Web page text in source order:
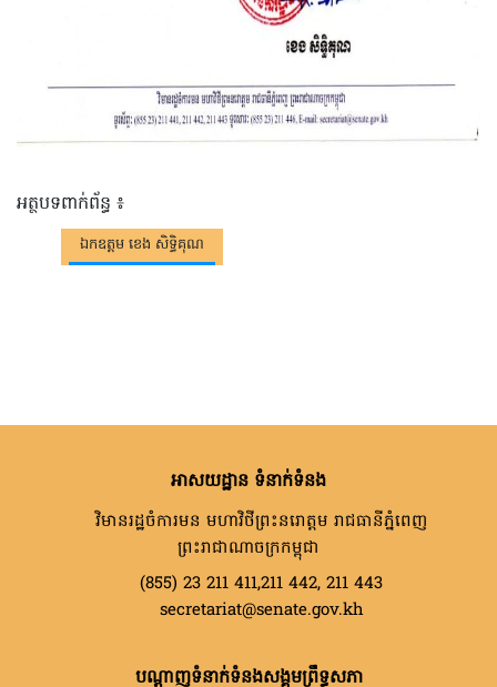
អត្ថបទពាក់ព័ន្ធ ៖
ឯកឧត្តម ខេង សិទ្ធិគុណ
អាសយដ្ឋាន ទំនាក់ទំនង
វិមានរដ្ឋចំការមន មហាវិថីព្រះនរោត្តម រាជធានីភ្នំពេញ
ព្រះរាជាណាចក្រកម្ពុជា
(855) 23 211 411,211 442, 211 443
secretariat@senate.gov.kh
បណ្តាញទំនាក់ទំនងសង្គមព្រឹទ្ធសភា